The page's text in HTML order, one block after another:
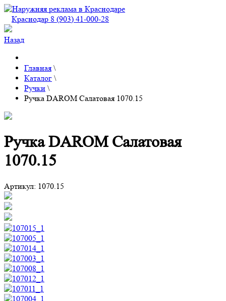
Краснодар 8 (903) 41-000-28
Назад
Главная \
Каталог \
Ручки \
Ручка DAROM Салатовая 1070.15
Ручка DAROM Салатовая
1070.15
Артикул: 1070.15